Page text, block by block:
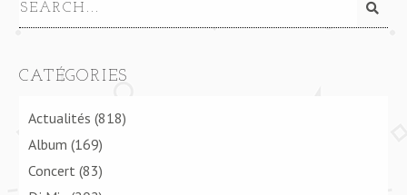
CATÉGORIES
Actualités (818)
Album (169)
Concert (83)